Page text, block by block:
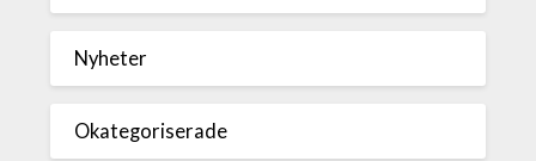
Nyheter
Okategoriserade